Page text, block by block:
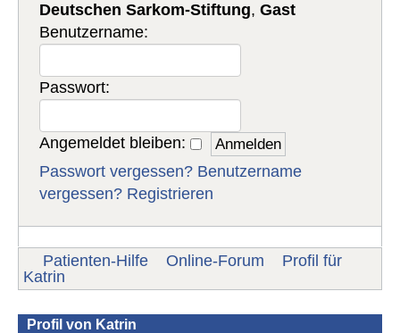
Deutschen Sarkom-Stiftung,Gast
Benutzername:
Passwort:
Angemeldet bleiben:
Passwort vergessen? Benutzername
vergessen? Registrieren
Patienten-Hilfe Online-Forum
Profil für
Katrin
Profil von Katrin